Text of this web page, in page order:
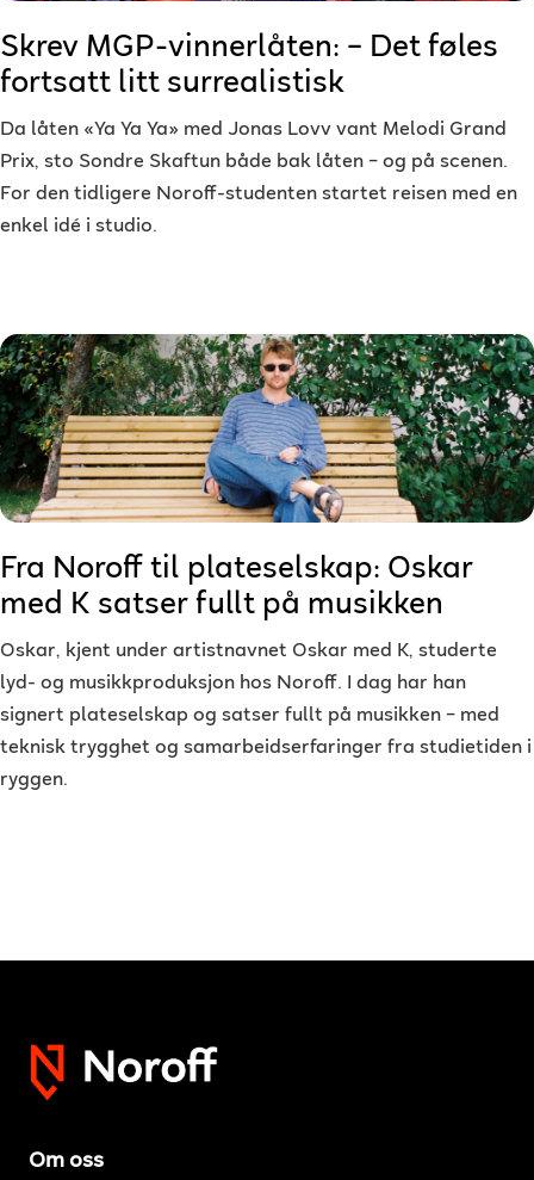
Skrev MGP-vinnerlåten: – Det føles
fortsatt litt surrealistisk
Da låten «Ya Ya Ya» med Jonas Lovv vant Melodi Grand
Prix, sto Sondre Skaftun både bak låten – og på scenen.
For den tidligere Noroff-studenten startet reisen med en
enkel idé i studio.
Fra Noroff til plateselskap: Oskar
med K satser fullt på musikken
Oskar, kjent under artistnavnet Oskar med K, studerte
lyd- og musikkproduksjon hos Noroff. I dag har han
signert plateselskap og satser fullt på musikken – med
teknisk trygghet og samarbeidserfaringer fra studietiden i
ryggen.
Om oss